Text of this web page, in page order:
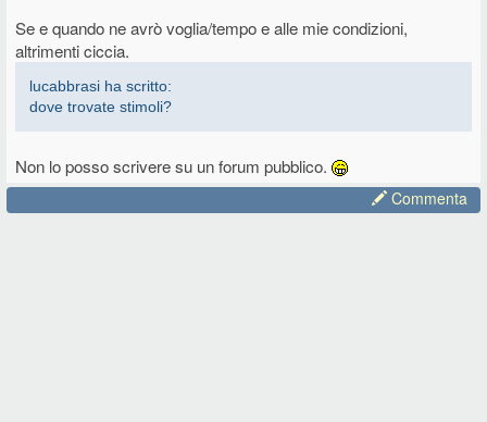
Se e quando ne avrò voglia/tempo e alle mie condizioni,
altrimenti ciccia.
lucabbrasi ha scritto:
dove trovate stimoli?
Non lo posso scrivere su un forum pubblico.
Commenta